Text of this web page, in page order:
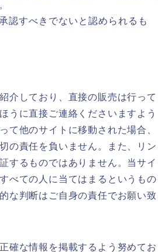
認すべきでないと認められるも
介しており、直接の販売は行って
うに直接ご連絡くださいますよう
て他のサイトに移動された場合、
の責任を負いません。また、リン
するものではありません。当サイ
べての人に当てはまるというもの
な判断はご自身の責任でお願い致
確な情報を掲載するよう努めてお